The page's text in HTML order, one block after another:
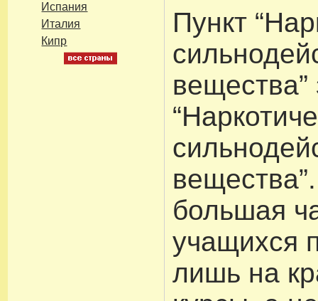
Испания
Италия
Кипр
Пункт
большая
учащихся
лишь на